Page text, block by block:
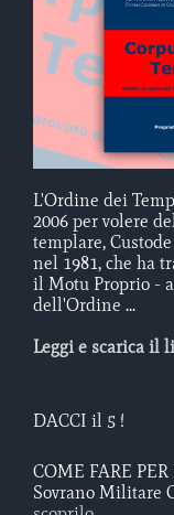
L'Ordine dei
2006 per volere
templare,
nel 1981, che ha
il Motu Proprio -
dell'Ordine ...
Leggi e scarica il
DACCI il 5 !
COME FARE
Sovrano Militare